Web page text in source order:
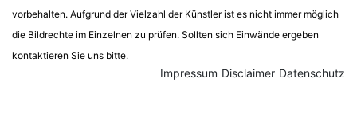
vorbehalten. Aufgrund der Vielzahl der Künstler ist es nicht immer möglich
die Bildrechte im Einzelnen zu prüfen. Sollten sich Einwände ergeben
kontaktieren Sie uns bitte.
Datenschutz
Disclaimer
Impressum